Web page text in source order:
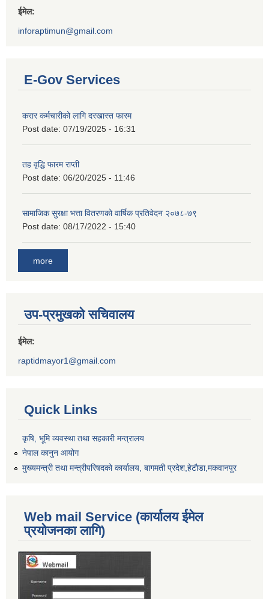
ईमेल:
inforaptimun@gmail.com
E-Gov Services
करार कर्मचारीको लागि दरखास्त फारम
Post date: 07/19/2025 - 16:31
तह वृद्धि फारम राप्ती
Post date: 06/20/2025 - 11:46
सामाजिक सुरक्षा भत्ता वितरणको वार्षिक प्रतिवेदन २०७८-७९
Post date: 08/17/2022 - 15:40
more
उप-प्रमुखको सचिवालय
ईमेल:
raptidmayor1@gmail.com
Quick Links
कृषि, भूमि व्यवस्था तथा सहकारी मन्त्रालय
नेपाल कानुन आयोग
मुख्यमन्त्री तथा मन्त्रीपरिषदको कार्यालय, बागमती प्रदेश,हेटाैडा,मकवानपुर
Web mail Service (कार्यालय ईमेल
प्रयोजनका लागि)